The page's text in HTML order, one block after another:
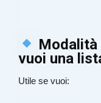
Modalità
vuoi una
Utile se vuoi: